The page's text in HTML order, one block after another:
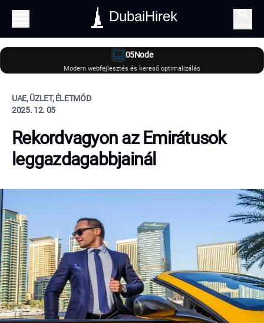
DubaiHirek
05Node
Modern webfejlesztés és kereső optimalizálás
UAE, ÜZLET, ÉLETMÓD
2025. 12. 05
Rekordvagyon az Emirátusok
leggazdagabbjainál